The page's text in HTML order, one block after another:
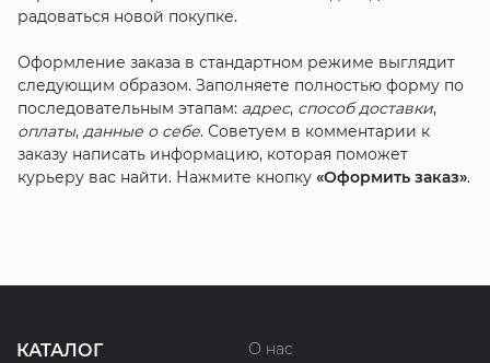
радоваться новой покупке.
Оформление заказа в стандартном режиме выглядит
следующим образом. Заполняете полностью форму по
последовательным этапам: адрес, способ доставки,
оплаты, данные о себе. Советуем в комментарии к
заказу написать информацию, которая поможет
курьеру вас найти. Нажмите кнопку «Оформить заказ».
КАТАЛОГ
О нас